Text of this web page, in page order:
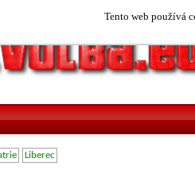
Tento web používá
Liberec